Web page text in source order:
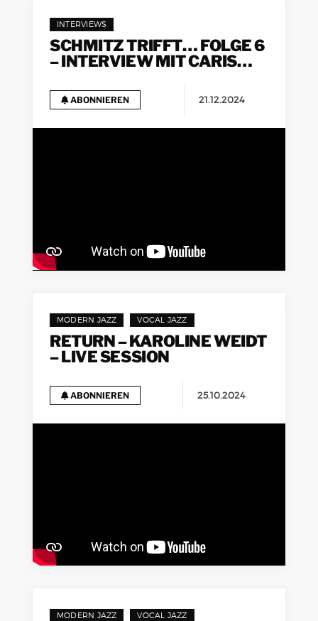
INTERVIEWS
SCHMITZ TRIFFT… FOLGE 6
– INTERVIEW MIT CARIS
ABONNIEREN 21.12.2024
MODERN JAZZ VOCAL JAZZ
RETURN – KAROLINE WEIDT
– LIVE SESSION
ABONNIEREN 25.10.2024
MODERN JAZZ VOCAL JAZZ